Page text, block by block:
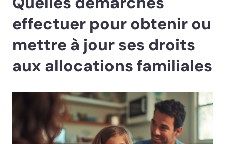
effectuer pour obtenir ou
mettre à jour ses droits
aux allocations familiales